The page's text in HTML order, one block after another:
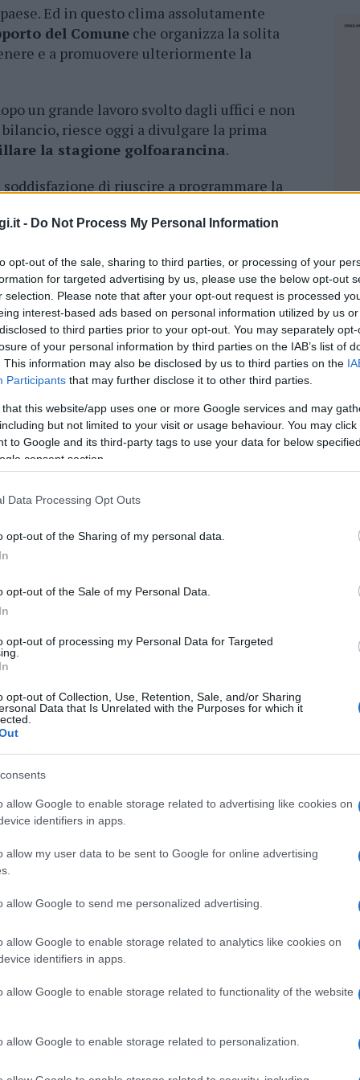
- Do Not Process My Personal Information
opt-out of the sale, sharing to third parties, or processing of your
for targeted advertising by us, please use the below opt-out
selection. Please note that after your opt-out request is processed
interest-based ads based on personal information utilized by us
to third parties prior to your opt-out. You may separately
of your personal information by third parties on the IAB’s list of
This information may also be disclosed by us to third parties on the
Participants that may further disclose it to other third parties.
that this website/app uses one or more Google services and may
but not limited to your visit or usage behaviour. You may
to Google and its third-party tags to use your data for below
consent section.
Data Processing Opt Outs
opt-out of the Sharing of my personal data.
opt-out of the Sale of my Personal Data.
opt-out of processing my Personal Data for Targeted
opt-out of Collection, Use, Retention, Sale, and/or Sharing
Data that Is Unrelated with the Purposes for which it
allow Google to enable storage related to advertising like cookies on
identifiers in apps.
allow my user data to be sent to Google for online advertising
allow Google to send me personalized advertising.
allow Google to enable storage related to analytics like cookies on
identifiers in apps.
allow Google to enable storage related to functionality of the website
allow Google to enable storage related to personalization.
Ed in questo clima assolutamente
del Comune che organizza la solita
e a promuovere ulteriormente la
un grande lavoro svolto dagli uffici e non
riesce oggi a divulgare la prima
la stagione golfoarancina.
soddisfazione di riuscire a programmare la
una prima sostanziosa parte.
turistiun cartellone di eventiche vede la
che oramai da tempo caratterizzano la
che sapranno catalizzare l’attenzione ed
ogni iniziativa possibileper tenere alto il
è conquistato nelpanorama turistico
Short Film Fest , pochi giorni
al16il paese sarà inondato dai colori e dai
street food Internazionale composto da
dall’America Latina
Brasile, Messico, Cuba, Spagna. È
dellaFesta del Gusto
Balli di gruppo, salsa,
Artisti cubani che suonano live rendono
mojto, etc. L’evento, a
in ogni sua edizione.
Nostalgia 90sarà il format che in piazza
di persone
tempo, faremo un tuffo nel passato e ci
di Haddaway, Robert Miles,Snap,
Molella, Gala, Aqua, Soundlowers,
Vengaboys e tante tante altre tra le più
Il più collaudato
in tutta l’Italia per la
cui riesce a coinvolgere cinque
che attende l’espletamento delle
quale a breve verranno forniti i
e un trionfo di italianità con iCasadei,
al mondo che ha fatto ballare almeno
nel 1928 con il suo pop-folkMirko
il popolo del ballo, proponendo nuovi
nei suonie nel linguaggio.